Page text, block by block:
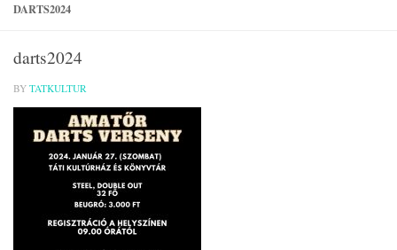
DARTS2024
darts2024
BY TATKULTUR